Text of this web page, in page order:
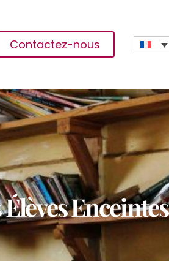
Contactez-nous
Enceintes